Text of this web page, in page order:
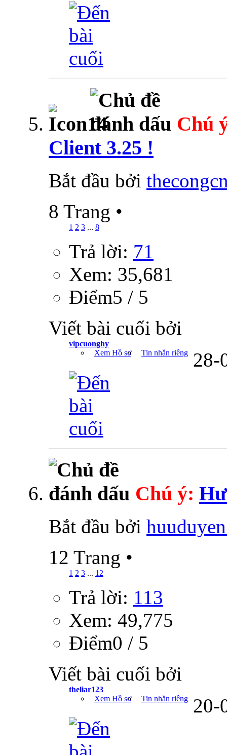
Chú
Client 3.25 !
Bắt đầu bởi
8 Trang •
1 2 3 ... 8
Trả lời: 71
Xem: 35,681
Ðiểm5 / 5
Viết bài cuối bởi
vipcuonghy
Xem Hồ sơ
Tin nhắn riêng 28-
Chú ý:
Bắt đầu bởi
12 Trang •
1 2 3 ... 12
Trả lời: 113
Xem: 49,775
Ðiểm0 / 5
Viết bài cuối bởi
theliar123
Xem Hồ sơ
Tin nhắn riêng 20-